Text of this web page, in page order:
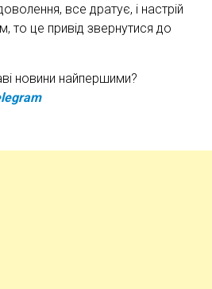
все дратує, і настрій
то це привід звернутися до
новини найпершими?